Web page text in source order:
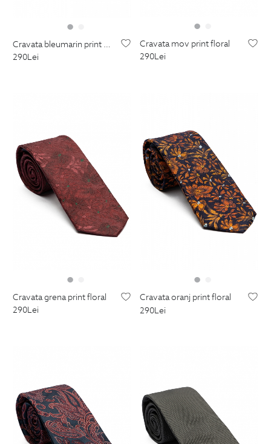
cravata bleumarin print floral
290Lei
cravata mov print floral
290Lei
cravata grena print floral
290Lei
cravata oranj print floral
290Lei